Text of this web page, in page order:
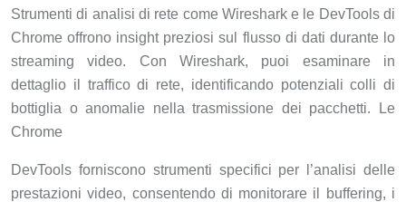
Strumenti di analisi di rete come Wireshark e le DevTools di
Chrome offrono insight preziosi sul flusso di dati durante lo
streaming video. Con Wireshark, puoi esaminare in
dettaglio il traffico di rete, identificando potenziali colli di
bottiglia o anomalie nella trasmissione dei pacchetti. Le
Chrome
DevTools forniscono strumenti specifici per l’analisi delle
prestazioni video, consentendo di monitorare il buffering, i